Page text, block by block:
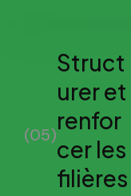
(05)
Struct
urer et
renfor
cer les
filières